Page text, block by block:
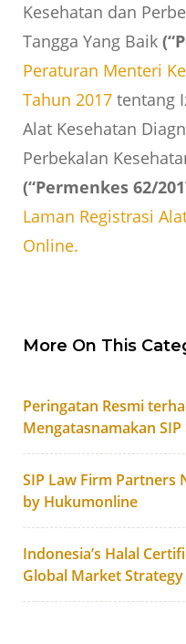
Kesehatan dan
Tangga Yang Baik
Peraturan Menteri
Tahun 2017tentang
Alat Kesehatan
Perbekalan
(“Permenkes 62/
Laman Registrasi
Online.
More On This
Peringatan Resmi
Mengatasnamakan
SIP Law Firm Partners
by Hukumonline
Indonesia’s Halal
Global Market Strategy